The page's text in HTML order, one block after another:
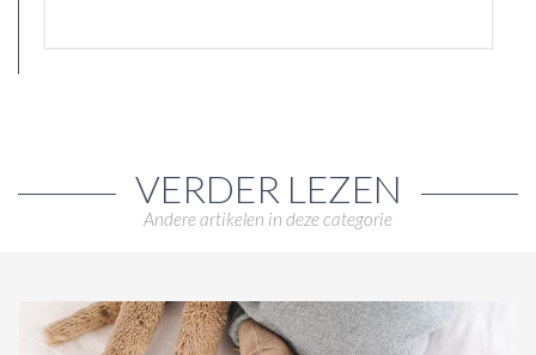
VERDER LEZEN
Andere artikelen in deze categorie